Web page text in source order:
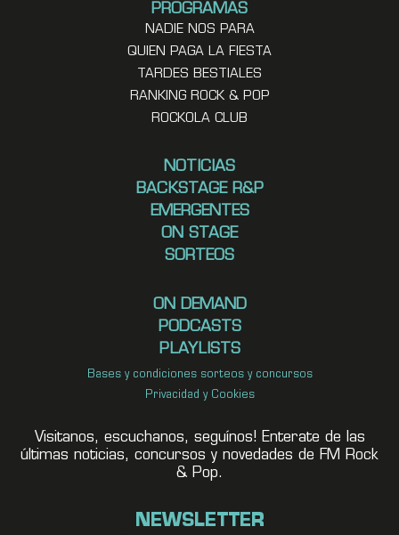
PROGRAMAS
NADIE NOS PARA
QUIEN PAGA LA FIESTA
TARDES BESTIALES
RANKING ROCK & POP
ROCKOLA CLUB
NOTICIAS
BACKSTAGE R&P
EMERGENTES
ON STAGE
SORTEOS
ON DEMAND
PODCASTS
PLAYLISTS
Bases y condiciones sorteos y concursos
Privacidad y Cookies
Visitanos, escuchanos, seguínos! Enterate de las
últimas noticias, concursos y novedades de FM Rock
& Pop.
NEWSLETTER